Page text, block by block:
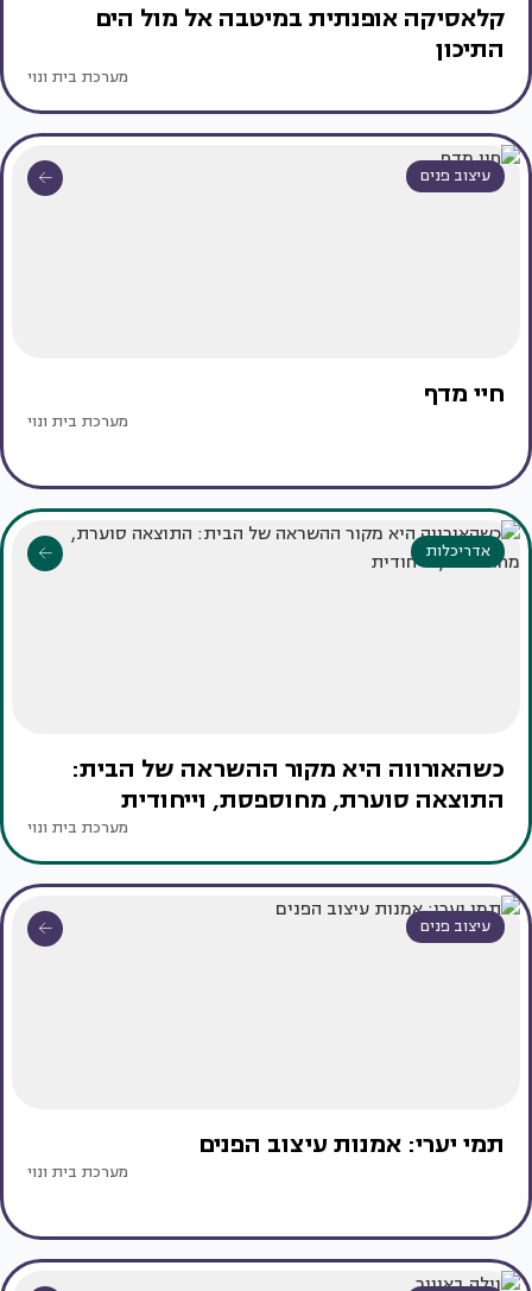
קלאסיקה אופנתית במיטבה אל מול הים
התיכון
מערכת בית ונוי
עיצוב פנים
חיי מדף
מערכת בית ונוי
אדריכלות
כשהאורווה היא מקור ההשראה של הבית:
התוצאה סוערת, מחוספסת, וייחודית
מערכת בית ונוי
עיצוב פנים
תמי יערי: אמנות עיצוב הפנים
מערכת בית ונוי